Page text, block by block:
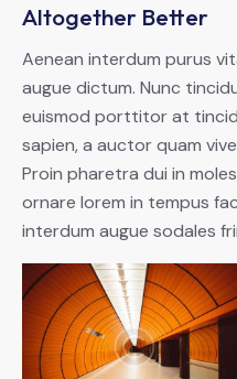
Altogether Better
Aenean interdum purus
augue dictum. Nunc
euismod porttitor at
sapien, a auctor quam
Proin pharetra dui in
ornare lorem in tempus
interdum augue sodales